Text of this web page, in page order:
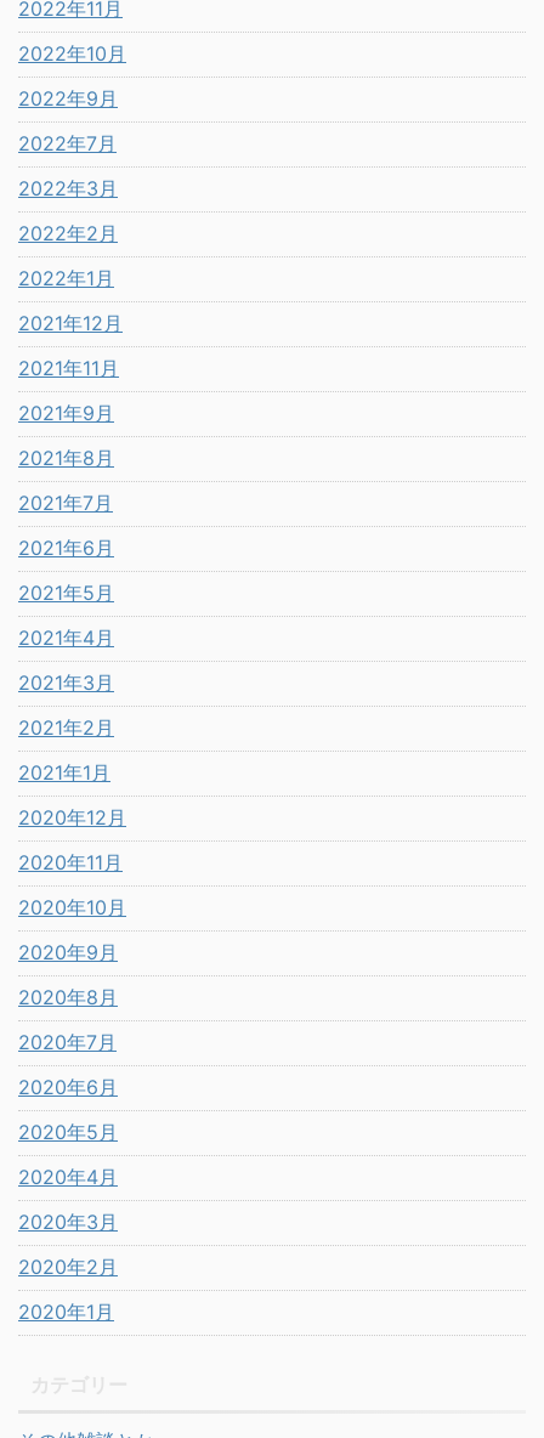
2022年11月
2022年10月
2022年9月
2022年7月
2022年3月
2022年2月
2022年1月
2021年12月
2021年11月
2021年9月
2021年8月
2021年7月
2021年6月
2021年5月
2021年4月
2021年3月
2021年2月
2021年1月
2020年12月
2020年11月
2020年10月
2020年9月
2020年8月
2020年7月
2020年6月
2020年5月
2020年4月
2020年3月
2020年2月
2020年1月